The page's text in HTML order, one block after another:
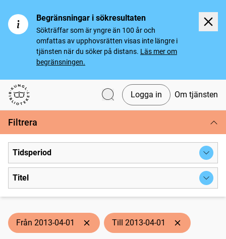
Begränsningar i sökresultaten
Sökträffar som är yngre än 100 år och
omfattas av upphovsrätten visas inte längre i
tjänsten när du söker på distans. Läs mer om
begränsningen.
Svenska tidningar
Logga in Om tjänsten
Filtrera
Tidsperiod
Titel
Från 2013-04-01 Till 2013-04-01